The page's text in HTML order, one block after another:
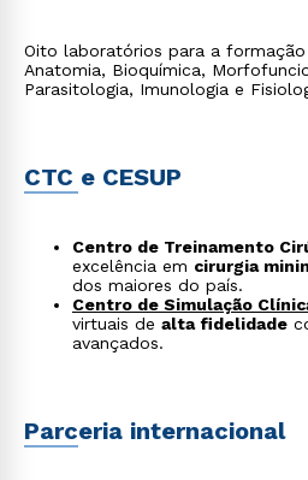
Oito laboratórios para a
Anatomia, Bioquímica,
Parasitologia, Imunologia e
CTC e CESUP
Centro de Treinamento
excelência em cirurgia
dos maiores do país.
Centro de Simulação
virtuais de alta fidelidade
avançados.
Parceria internacional